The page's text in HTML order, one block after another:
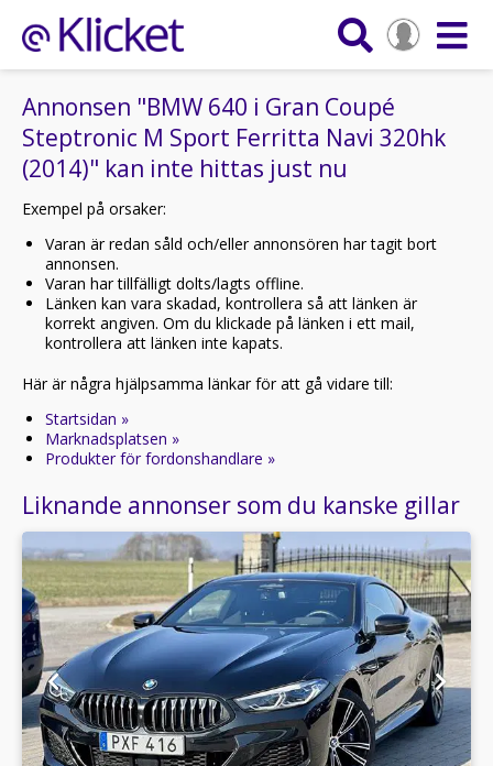
Annonsen "BMW 640 i Gran Coupé
Steptronic M Sport Ferritta Navi 320hk
(2014)" kan inte hittas just nu
Exempel på orsaker:
Varan är redan såld och/eller annonsören har tagit bort
annonsen.
Varan har tillfälligt dolts/lagts offline.
Länken kan vara skadad, kontrollera så att länken är
korrekt angiven. Om du klickade på länken i ett mail,
kontrollera att länken inte kapats.
Här är några hjälpsamma länkar för att gå vidare till:
Startsidan »
Marknadsplatsen »
Produkter för fordonshandlare »
Liknande annonser som du kanske gillar